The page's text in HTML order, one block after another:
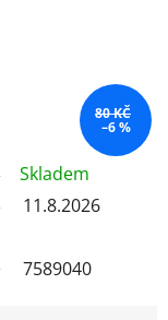
Skladem
11.8.2026
7589040
80 KČ
–6 %